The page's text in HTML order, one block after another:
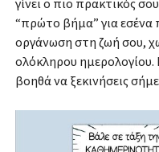
γίνει ο πιο πρακτικός
“πρώτο βήμα” για εσένα
οργάνωση στη ζωή σου,
ολόκληρου
βοηθά να ξεκινήσεις